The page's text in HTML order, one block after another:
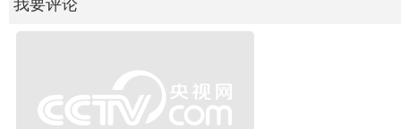
我要评论